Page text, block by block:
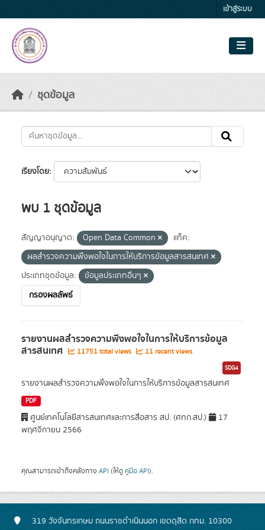
เข้าสู่ระบบ
ชุดข้อมูล
เรียงโดย
พบ 1 ชุดข้อมูล
สัญญาอนุญาต: Open Data Common
แท็ค:
ผลสำรวจความพึงพอใจในการให้บริการข้อมูลสารสนเทศ
ประเภทชุดข้อมูล:
ข้อมูลประเภทอื่นๆ
กรองผลลัพธ์
รายงานผลสำรวจความพึงพอใจในการให้บริการข้อมูล
สารสนเทศ 11751 total views 11 recent views
SDG4
รายงานผลสำรวจความพึงพอใจในการให้บริการข้อมูลสารสนเทศ
PDF
ศูนย์เทคโนโลยีสารสนเทศและการสื่อสาร สป. (ศทก.สป.)
17
พฤศจิกายน 2566
คุณสามารถเข้าถึงคลังทาง API (ให้ดู คู่มือ API).
319 วังจันทรเกษม ถนนราชดำเนินนอก เขตดุสิต กทม. 10300